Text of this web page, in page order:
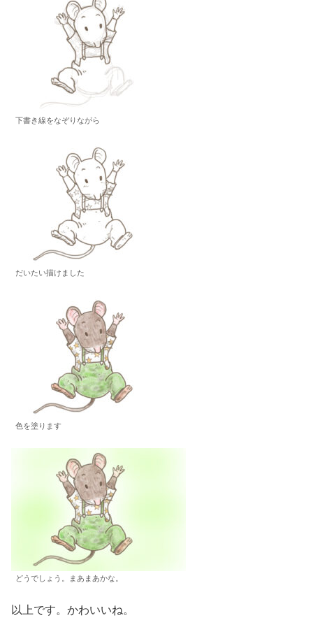
下書き線をなぞりながら
だいたい描けました
色を塗ります
どうでしょう。まあまあかな。
以上です。かわいいね。